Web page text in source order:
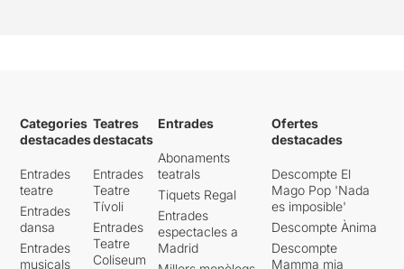
Categories
destacades
Entrades
teatre
Entrades
dansa
Entrades
musicals
Teatres
destacats
Entrades
Teatre
Tívoli
Entrades
Teatre
Coliseum
Entrades
Abonaments
teatrals
Tiquets Regal
Entrades
espectacles a
Madrid
Ofertes
destacades
Descompte El
Mago Pop 'Nada
es imposible'
Descompte Ànima
Descompte
Mamma mia